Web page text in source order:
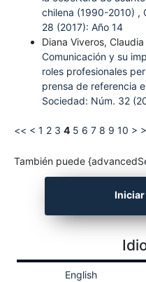
chilena (1990-2010) ,
28 (2017): Año 14
Diana Viveros,
Comunicación y su
roles profesionales
prensa de referencia
Sociedad: Núm. 32
<< < 1 2 3 4 5 6 7 8 9 10 >
También puede
English